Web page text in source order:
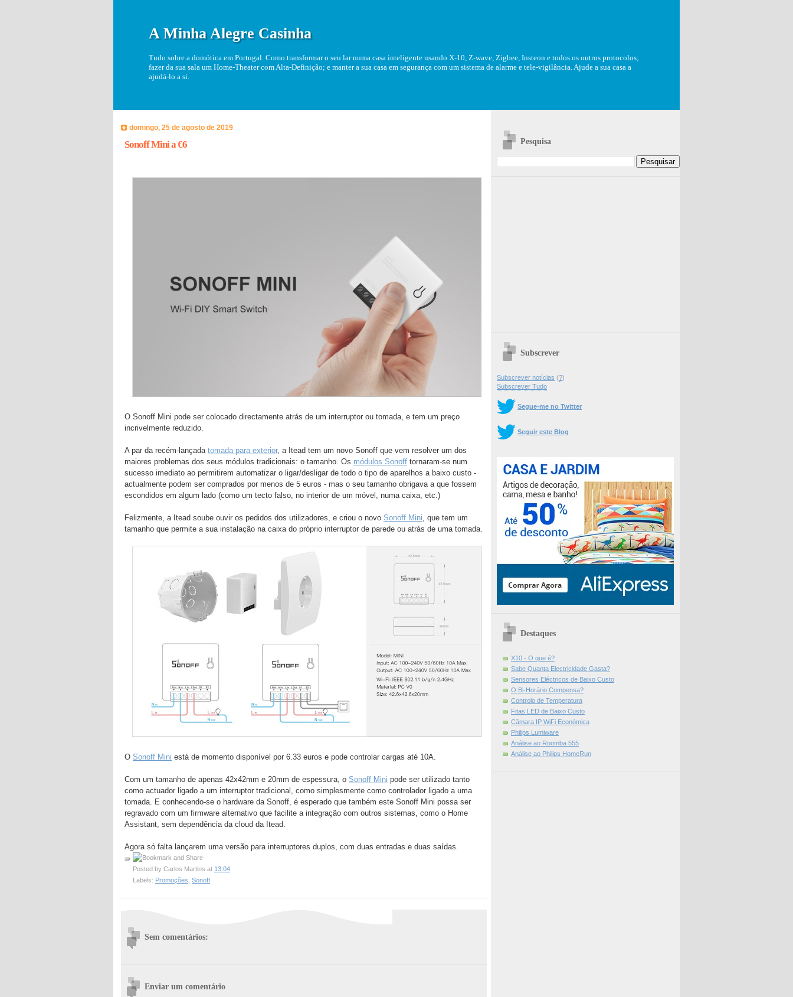
A Minha Alegre Casinha
Tudo sobre a domótica em Portugal. Como transformar o seu lar numa casa inteligente usando X-10, Z-wave, Zigbee, Insteon e todos os outros protocolos;
fazer da sua sala um Home-Theater com Alta-Definição; e manter a sua casa em segurança com um sistema de alarme e tele-vigilância. Ajude a sua casa a
ajudá-lo a si.
domingo, 25 de agosto de 2019
Sonoff Mini a €6
O Sonoff Mini pode ser colocado directamente atrás de um interruptor ou tomada, e tem um preço
incrivelmente reduzido.
A par da recém-lançada tomada para exterior, a Itead tem um novo Sonoff que vem resolver um dos
maiores problemas dos seus módulos tradicionais: o tamanho. Os módulos Sonoff tornaram-se num
sucesso imediato ao permitirem automatizar o ligar/desligar de todo o tipo de aparelhos a baixo custo -
actualmente podem ser comprados por menos de 5 euros - mas o seu tamanho obrigava a que fossem
escondidos em algum lado (como um tecto falso, no interior de um móvel, numa caixa, etc.)
Felizmente, a Itead soube ouvir os pedidos dos utilizadores, e criou o novo Sonoff Mini, que tem um
tamanho que permite a sua instalação na caixa do próprio interruptor de parede ou atrás de uma tomada.
O Sonoff Mini está de momento disponível por 6.33 euros e pode controlar cargas até 10A.
Com um tamanho de apenas 42x42mm e 20mm de espessura, o Sonoff Mini pode ser utilizado tanto
como actuador ligado a um interruptor tradicional, como simplesmente como controlador ligado a uma
tomada. E conhecendo-se o hardware da Sonoff, é esperado que também este Sonoff Mini possa ser
regravado com um firmware alternativo que facilite a integração com outros sistemas, como o Home
Assistant, sem dependência da cloud da Itead.
Agora só falta lançarem uma versão para interruptores duplos, com duas entradas e duas saídas.
Posted by Carlos Martins at 13:04
Labels: Promoções, Sonoff
Sem comentários:
Enviar um comentário
Pesquisa
Subscrever
Subscrever notícias (?)
Subscrever Tudo
Segue-me no Twitter
Seguir este Blog
Destaques
X10 - O que é?
Sabe Quanta Electricidade Gasta?
Sensores Eléctricos de Baixo Custo
O Bi-Horário Compensa?
Controlo de Temperatura
Fitas LED de Baixo Custo
Câmara IP WiFi Económica
Philips Lumiware
Análise ao Roomba 555
Análise ao Philips HomeRun